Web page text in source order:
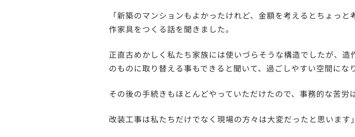
「新築のマンションもよかったけれど、金額を考えるとちょっ
作家具をつくる話を聞きました。
正直古めかしく私たち家族には使いづらそうな構造でしたが、
のものに取り替える事もできると聞いて、過ごしやすい空間にな
その後の手続きもほとんどやっていただけたので、事務的な苦労
改装工事は私たちだけでなく現場の方々は大変だったと思います